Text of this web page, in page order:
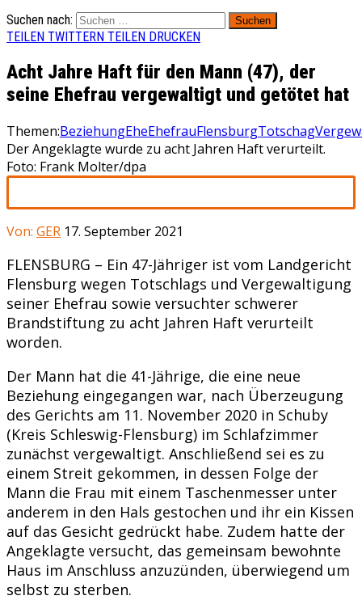
Suchen nach:
TEILEN TWITTERN TEILEN DRUCKEN
Acht Jahre Haft für den Mann (47), der
seine Ehefrau vergewaltigt und getötet hat
Themen:BeziehungEheEhefrauFlensburgTotschag
Der Angeklagte wurde zu acht Jahren Haft verurteilt.
Foto: Frank Molter/dpa
Von: GER 17. September 2021
FLENSBURG – Ein 47-Jähriger ist vom Landgericht
Flensburg wegen Totschlags und Vergewaltigung
seiner Ehefrau sowie versuchter schwerer
Brandstiftung zu acht Jahren Haft verurteilt
worden.
Der Mann hat die 41-Jährige, die eine neue
Beziehung eingegangen war, nach Überzeugung
des Gerichts am 11. November 2020 in Schuby
(Kreis Schleswig-Flensburg) im Schlafzimmer
zunächst vergewaltigt. Anschließend sei es zu
einem Streit gekommen, in dessen Folge der
Mann die Frau mit einem Taschenmesser unter
anderem in den Hals gestochen und ihr ein Kissen
auf das Gesicht gedrückt habe. Zudem hatte der
Angeklagte versucht, das gemeinsam bewohnte
Haus im Anschluss anzuzünden, überwiegend um
selbst zu sterben.